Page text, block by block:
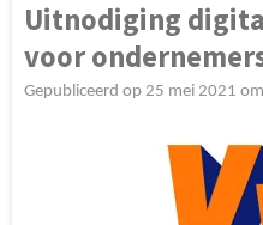
Uitnodiging
voor
Gepubliceerd op 25 mei 2021